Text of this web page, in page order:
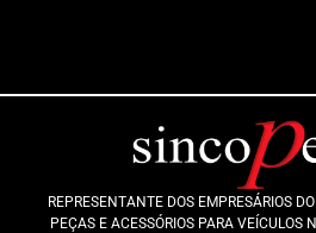
REPRESENTANTE DOS EMPRESÁRIOS
PEÇAS E ACESSÓRIOS PARA VEÍCULOS